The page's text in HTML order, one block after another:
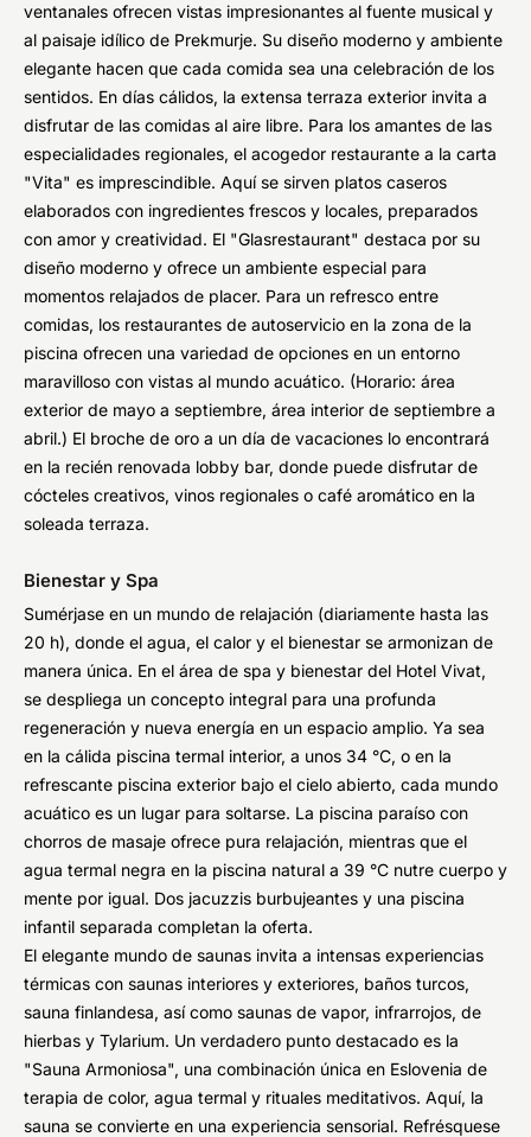
ventanales ofrecen vistas impresionantes al fuente musical y
al paisaje idílico de Prekmurje. Su diseño moderno y ambiente
elegante hacen que cada comida sea una celebración de los
sentidos. En días cálidos, la extensa terraza exterior invita a
disfrutar de las comidas al aire libre. Para los amantes de las
especialidades regionales, el acogedor restaurante a la carta
"Vita" es imprescindible. Aquí se sirven platos caseros
elaborados con ingredientes frescos y locales, preparados
con amor y creatividad. El "Glasrestaurant" destaca por su
diseño moderno y ofrece un ambiente especial para
momentos relajados de placer. Para un refresco entre
comidas, los restaurantes de autoservicio en la zona de la
piscina ofrecen una variedad de opciones en un entorno
maravilloso con vistas al mundo acuático. (Horario: área
exterior de mayo a septiembre, área interior de septiembre a
abril.) El broche de oro a un día de vacaciones lo encontrará
en la recién renovada lobby bar, donde puede disfrutar de
cócteles creativos, vinos regionales o café aromático en la
soleada terraza.
Bienestar y Spa
Sumérjase en un mundo de relajación (diariamente hasta las
20 h), donde el agua, el calor y el bienestar se armonizan de
manera única. En el área de spa y bienestar del Hotel Vivat,
se despliega un concepto integral para una profunda
regeneración y nueva energía en un espacio amplio. Ya sea
en la cálida piscina termal interior, a unos 34 °C, o en la
refrescante piscina exterior bajo el cielo abierto, cada mundo
acuático es un lugar para soltarse. La piscina paraíso con
chorros de masaje ofrece pura relajación, mientras que el
agua termal negra en la piscina natural a 39 °C nutre cuerpo y
mente por igual. Dos jacuzzis burbujeantes y una piscina
infantil separada completan la oferta.
El elegante mundo de saunas invita a intensas experiencias
térmicas con saunas interiores y exteriores, baños turcos,
sauna finlandesa, así como saunas de vapor, infrarrojos, de
hierbas y Tylarium. Un verdadero punto destacado es la
"Sauna Armoniosa", una combinación única en Eslovenia de
terapia de color, agua termal y rituales meditativos. Aquí, la
sauna se convierte en una experiencia sensorial. Refrésquese